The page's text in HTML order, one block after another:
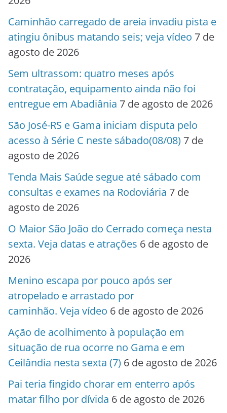
Caminhão carregado de areia invadiu pista e
atingiu ônibus matando seis; veja vídeo 7 de
agosto de 2026
Sem ultrassom: quatro meses após
contratação, equipamento ainda não foi
entregue em Abadiânia 7 de agosto de 2026
São José-RS e Gama iniciam disputa pelo
acesso à Série C neste sábado(08/08) 7 de
agosto de 2026
Tenda Mais Saúde segue até sábado com
consultas e exames na Rodoviária 7 de
agosto de 2026
O Maior São João do Cerrado começa nesta
sexta. Veja datas e atrações 6 de agosto de
2026
Menino escapa por pouco após ser
atropelado e arrastado por
caminhão. Veja vídeo 6 de agosto de 2026
Ação de acolhimento à população em
situação de rua ocorre no Gama e em
Ceilândia nesta sexta (7) 6 de agosto de 2026
Pai teria fingido chorar em enterro após
matar filho por dívida 6 de agosto de 2026